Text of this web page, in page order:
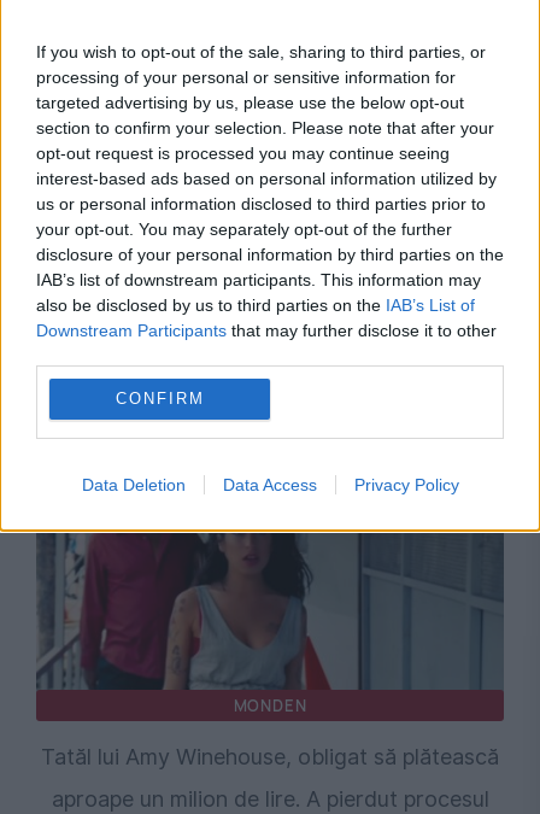
If you wish to opt-out of the sale, sharing to third parties, or
processing of your personal or sensitive information for
targeted advertising by us, please use the below opt-out
section to confirm your selection. Please note that after your
opt-out request is processed you may continue seeing
interest-based ads based on personal information utilized by
us or personal information disclosed to third parties prior to
your opt-out. You may separately opt-out of the further
disclosure of your personal information by third parties on the
IAB’s list of downstream participants. This information may
also be disclosed by us to third parties on the IAB’s List of
Downstream Participants that may further disclose it to other
CONFIRM
Data Deletion Data Access Privacy Policy
SPORT
Mingea „Mâna lui Dumnezeu” a lui Maradona,
scoasă la licitație. Suma fabuloasă care ar
putea fi plătită
MONDEN
Tatăl lui Amy Winehouse, obligat să plătească
aproape un milion de lire. A pierdut procesul